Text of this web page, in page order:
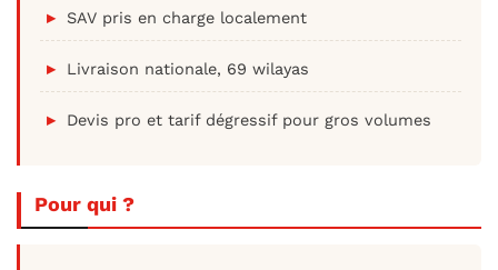
SAV pris en charge localement
Livraison nationale, 69 wilayas
Devis pro et tarif dégressif pour gros volumes
Pour qui ?